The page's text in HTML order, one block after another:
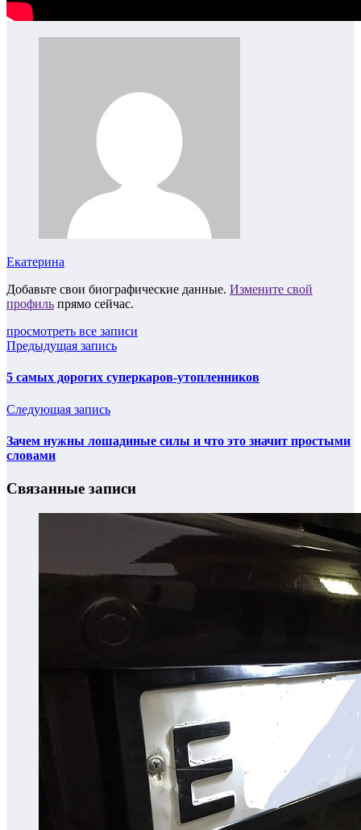
Екатерина
Добавьте свои биографические данные. Измените свой
профиль прямо сейчас.
просмотреть все записи
Предыдущая запись
5 самых дорогих суперкаров-утопленников
Следующая запись
Зачем нужны лошадиные силы и что это значит простыми
словами
Связанные записи